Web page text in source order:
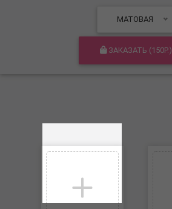
МАТОВАЯ
ЗАКАЗАТЬ (150Р.)